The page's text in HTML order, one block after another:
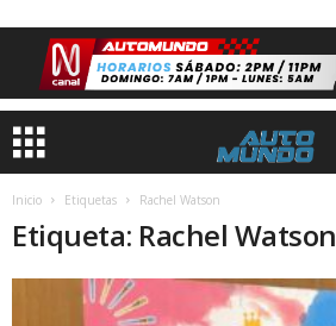
Inicio Etiquetas Rachel Watson
Etiqueta: Rachel Watson